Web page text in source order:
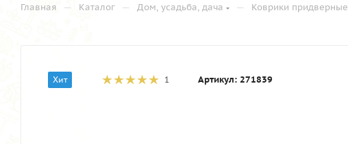
Главная — Каталог — Дом, усадьба, дача — Коврики придверные
Хит 1 Артикул: 271839